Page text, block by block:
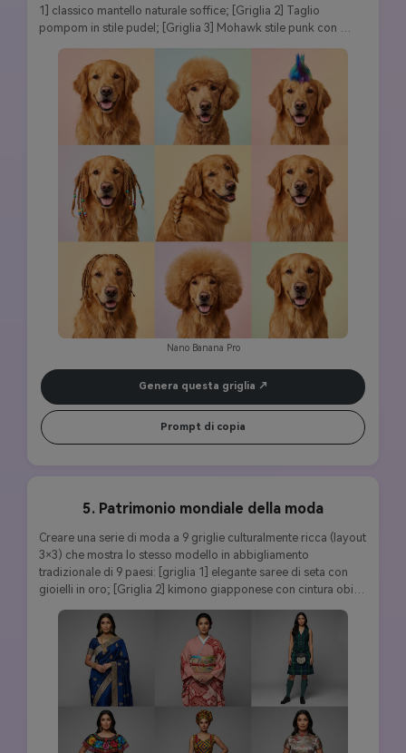
1] classico mantello naturale soffice; [Griglia 2] Taglio
pompom in stile pudel; [Griglia 3] Mohawk stile punk con
[Griglia 5] Elegante treccia francese sul retro; [Griglia 6] trim
criniera di leone; [Griglia 7] Trecce di cornrows; [Griglia 8]
Taglio voluminoso in stile Afro; [Griglia 9] Stile professionale
di affari slick-back. Caratteristiche identiche del cane,
espressioni giocose, illuminazione per ritratti in studio, colori
vivaci, texture di pelliccia ultra-dettagliate, qualità 8K, perfetta
coerenza del carattere in tutte le acconciature.
Nano Banana Pro
Genera questa griglia
Prompt di copia
5. Patrimonio mondiale della moda
Creare una serie di moda a 9 griglie culturalmente ricca (layout
3×3) che mostra lo stesso modello in abbigliamento
tradizionale di 9 paesi: [griglia 1] elegante saree di seta con
gioielli in oro; [Griglia 2] kimono giapponese con cintura obi;
huipil messicano ricamato; [Griglia 5] Abito africano con
stampa Ankara con avvolgimento per la testa; [Griglia 6]
qipao cinese con colletto mandarino; [Griglia 7] caftan
marocchino con ricami intricati; [Griglia 8] hanbok coreano
con top jeogori; [Griglia 9] costume di carnevale brasiliano
con piume. Caratteristiche coerenti del modello, autenticità
culturale, colori tradizionali vivaci, fotografia di moda in
studio, 8K ultra HD, perfetta coerenza dei personaggi in tutti